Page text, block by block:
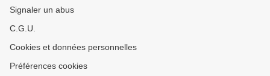
Signaler un abus
C.G.U.
Cookies et données personnelles
Préférences cookies